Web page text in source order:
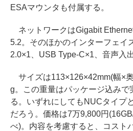
ESAマウンタも付属する。
ネットワークはGigabit
5.2。そのほかのインターフェイ
2.0×1、USB Type-C×1、音声入出
サイズは113×126×42mm(幅×
g。この重量はパッケージ込みで
る。いずれにしてもNUCタイプ
だろう。価格は7万9,800円
べ)。内容を考慮すると、コスト